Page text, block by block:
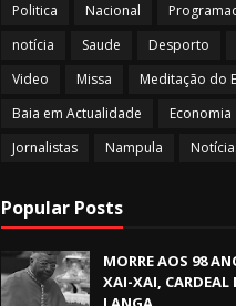
Politica
Nacional
notícia
Saude Desporto
Video
Missa
Meditação do
Baia em Actualidade
Economia
Jornalistas
Nampula
Popular Posts
MORRE AOS 98
XAI-XAI, CARDEAL